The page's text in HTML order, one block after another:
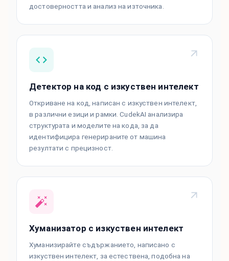
достоверността и анализ на източника.
Детектор на код с изкуствен интелект
Откриване на код, написан с изкуствен интелект,
в различни езици и рамки. CudekAI анализира
структурата и моделите на кода, за да
идентифицира генерираните от машина
резултати с прецизност.
Хуманизатор с изкуствен интелект
Хуманизирайте съдържанието, написано с
изкуствен интелект, за естествена, подобна на